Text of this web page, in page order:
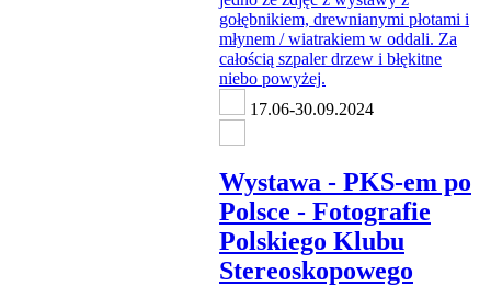
17.06-30.09.2024
Wystawa - PKS-em po
Polsce - Fotografie
Polskiego Klubu
Stereoskopowego